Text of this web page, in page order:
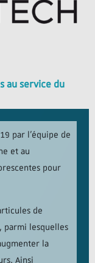
au service du
par l’équipe de
et au
pour
de
parmi lesquelles
la
Ainsi